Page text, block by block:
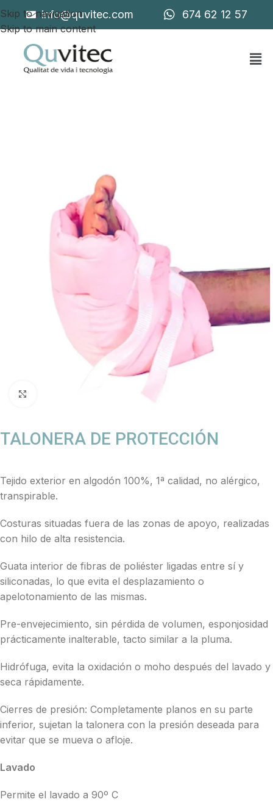
Skip to navigation
Skip to main content
info@quvitec.com 674 62 12 57
TALONERA DE PROTECCIÓN
Tejido exterior en algodón 100%, 1ª calidad, no alérgico,
transpirable.
Costuras situadas fuera de las zonas de apoyo, realizadas
con hilo de alta resistencia.
Guata interior de fibras de poliéster ligadas entre sí y
siliconadas, lo que evita el desplazamiento o
apelotonamiento de las mismas.
Pre-envejecimiento, sin pérdida de volumen, esponjosidad
prácticamente inalterable, tacto similar a la pluma.
Hidrófuga, evita la oxidación o moho después del lavado y
seca rápidamente.
Cierres de presión: Completamente planos en su parte
inferior, sujetan la talonera con la presión deseada para
evitar que se mueva o afloje.
Lavado
Permite el lavado a 90º C